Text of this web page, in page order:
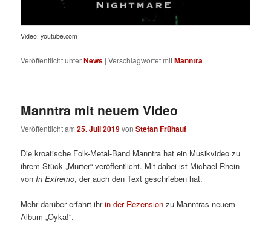
Video: youtube.com
Veröffentlicht unterNews |Verschlagwortet mitManntra
Manntra mit neuem Video
Veröffentlicht am25. Juli 2019vonStefan Frühauf
Die kroatische Folk-Metal-Band Manntra hat ein Musikvideo zu
ihrem Stück „Murter“ veröffentlicht. Mit dabei ist Michael Rhein
vonIn Extremo, der auch den Text geschrieben hat.
Mehr darüber erfahrt ihrin der Rezension zu Manntras neuem
Album „Oyka!“.